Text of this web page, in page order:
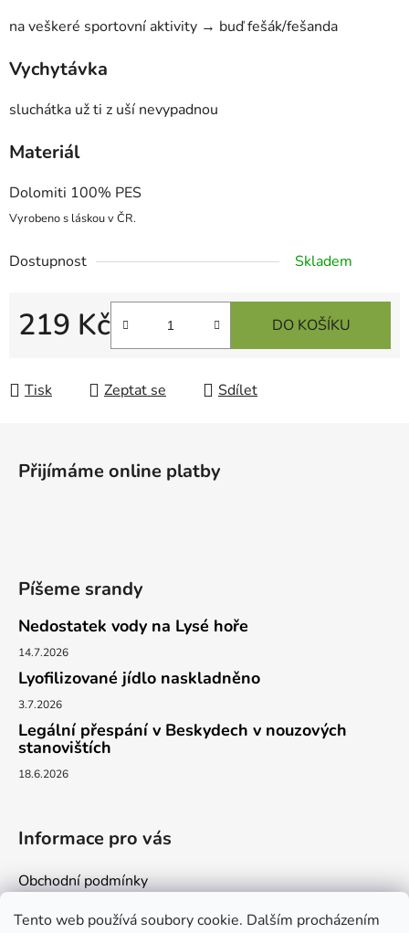
Tento web používá soubory cookie. Dalším procházením
na veškeré sportovní aktivity → buď fešák/fešanda
Vychytávka
sluchátka už ti z uší nevypadnou
Materiál
Dolomiti 100% PES
Vyrobeno s láskou v ČR.
Dostupnost Skladem
219 Kč DO KOŠÍKU
Tisk Zeptat se Sdílet
Přijímáme online platby
Píšeme srandy
Nedostatek vody na Lysé hoře
14.7.2026
Lyofilizované jídlo naskladněno
3.7.2026
Legální přespání v Beskydech v nouzových
stanovištích
18.6.2026
Informace pro vás
Obchodní podmínky
Podmínky ochrany osobních údajů